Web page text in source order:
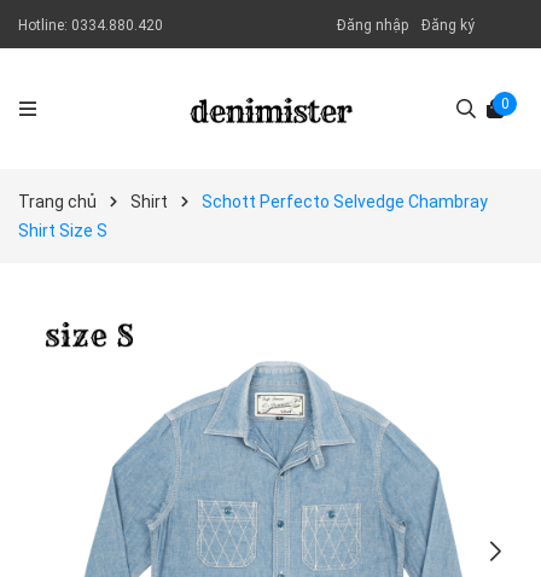
Hotline: 0334.880.420 Đăng nhập Đăng ký
0
Trang chủ Shirt
Schott Perfecto Selvedge Chambray
Shirt Size S